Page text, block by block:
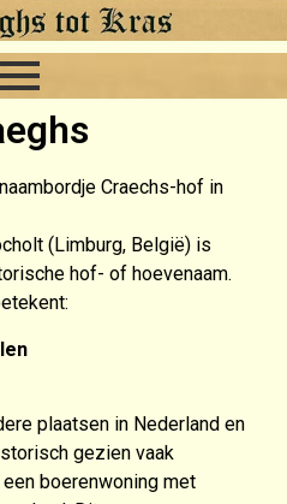
Craechs-hof in
(Limburg, België) is
hof- of hoevenaam.
plaatsen in Nederland en
gezien vaak
boerenwoning met